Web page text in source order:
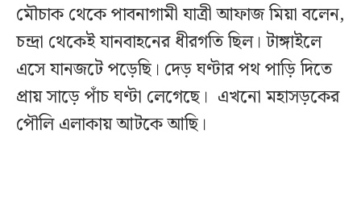
মৌচাক থেকে পাবনাগামী যাত্রী আফাজ মিয়া বলেন,
চন্দ্রা থেকেই যানবাহনের ধীরগতি ছিল। টাঙ্গাইলে
এসে যানজটে পড়েছি। দেড় ঘণ্টার পথ পাড়ি দিতে
প্রায় সাড়ে পাঁচ ঘণ্টা লেগেছে। এখনো মহাসড়কের
পৌলি এলাকায় আটকে আছি।